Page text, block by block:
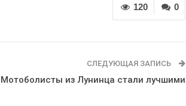
0
120
СЛЕДУЮЩАЯ ЗАПИСЬ
Мотоболисты из Лунинца стали лучшими